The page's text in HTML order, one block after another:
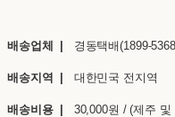
배송업체 | 경동택배(1899-
배송지역 | 대한민국 전지역
배송비용 | 30,000원 / (제주 및